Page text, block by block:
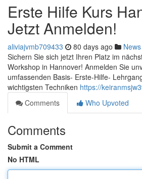
Erste Hilfe Kurs
Jetzt Anmelden!
aliviajvmb709433 80 days ago News
Sichern Sie sich jetzt Ihren Platz im
Workshop in Hannover! Anmelden Sie
umfassenden Basis- Erste-Hilfe-
wichtigsten Techniken https://
Comments
Who Upvoted
Comments
Submit a Comment
No HTML